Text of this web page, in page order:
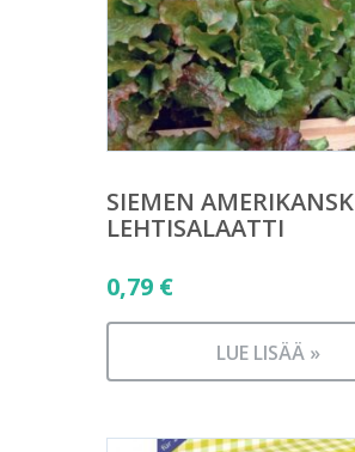
SIEMEN AMERIKANSK
LEHTISALAATTI
0,79 €
LUE LISÄÄ »